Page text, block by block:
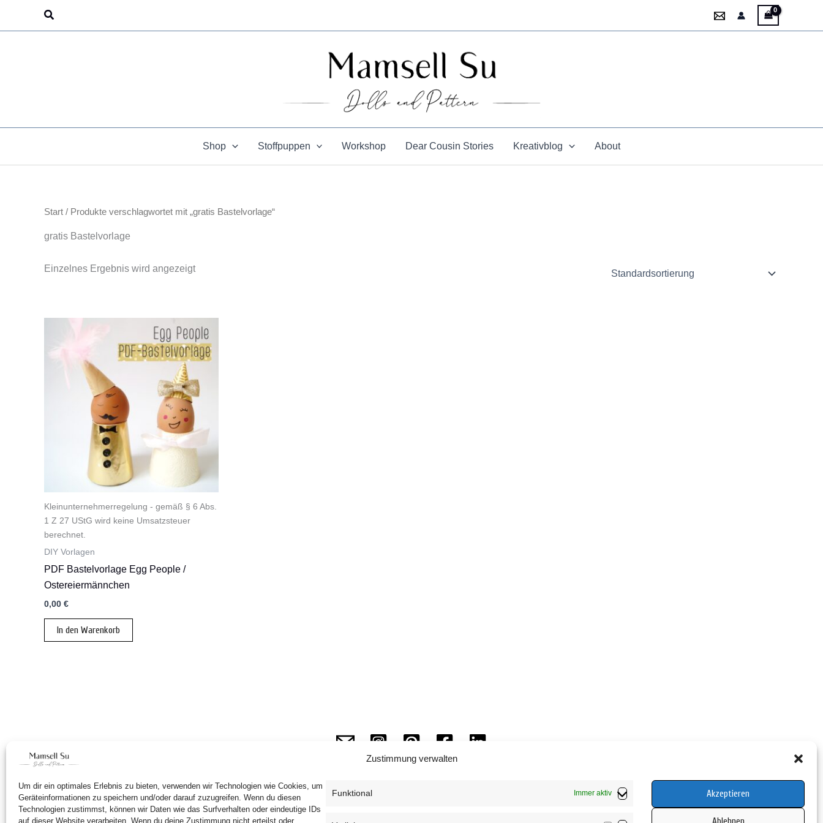
Zustimmung verwalten
Um dir ein optimales Erlebnis zu bieten, verwenden wir Technologien wie Cookies, um
Geräteinformationen zu speichern und/oder darauf zuzugreifen. Wenn du diesen
Technologien zustimmst, können wir Daten wie das Surfverhalten oder eindeutige IDs
auf dieser Website verarbeiten. Wenn du deine Zustimmung nicht erteilst oder
Funktional Immer aktiv Akzeptieren
Suchen
Shop Stoffpuppen Workshop Dear Cousin Stories Kreativblog About
Start / Produkte verschlagwortet mit „gratis Bastelvorlage“
gratis Bastelvorlage
Einzelnes Ergebnis wird angezeigt
Kleinunternehmerregelung - gemäß § 6 Abs.
1 Z 27 UStG wird keine Umsatzsteuer
berechnet.
DIY Vorlagen
PDF Bastelvorlage Egg People /
Ostereiermännchen
0,00 €
In den Warenkorb